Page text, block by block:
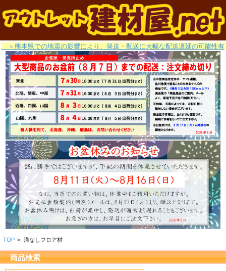
＞熊本県での地震の影響により、発送・配送に大幅な配送遅延の可能性有
TOP > 溝なしフロア材
商品検索